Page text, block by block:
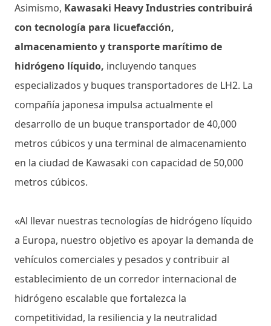
Asimismo, Kawasaki Heavy Industries contribuirá
con tecnología para licuefacción,
almacenamiento y transporte marítimo de
hidrógeno líquido, incluyendo tanques
especializados y buques transportadores de LH2. La
compañía japonesa impulsa actualmente el
desarrollo de un buque transportador de 40,000
metros cúbicos y una terminal de almacenamiento
en la ciudad de Kawasaki con capacidad de 50,000
metros cúbicos.
«Al llevar nuestras tecnologías de hidrógeno líquido
a Europa, nuestro objetivo es apoyar la demanda de
vehículos comerciales y pesados ​​y contribuir al
establecimiento de un corredor internacional de
hidrógeno escalable que fortalezca la
competitividad, la resiliencia y la neutralidad